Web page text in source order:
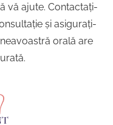
vă ajute. Contactați-
și asigurați-
orală are